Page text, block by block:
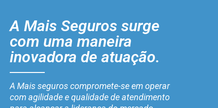
A Mais Seguros surge
com uma maneira
inovadora de atuação.
A Mais seguros compromete-se em operar
com agilidade e qualidade de atendimento